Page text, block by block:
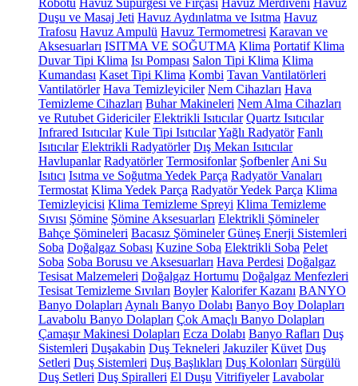
Robotu Havuz Süpürgesi ve Fırçası Havuz Merdiveni Havuz
Duşu ve Masaj Jeti Havuz Aydınlatma ve Isıtma Havuz
Trafosu Havuz Ampulü Havuz Termometresi Karavan ve
Aksesuarları ISITMA VE SOĞUTMA Klima Portatif Klima
Duvar Tipi Klima Isı Pompası Salon Tipi Klima Klima
Kumandası Kaset Tipi Klima Kombi Tavan Vantilatörleri
Vantilatörler Hava Temizleyiciler Nem Cihazları Hava
Temizleme Cihazları Buhar Makineleri Nem Alma Cihazları
ve Rutubet Gidericiler Elektrikli Isıtıcılar Quartz Isıtıcılar
Infrared Isıtıcılar Kule Tipi IsıtıcılarYağlı Radyatör Fanlı
Isıtıcılar Elektrikli Radyatörler Dış Mekan Isıtıcılar
Havlupanlar Radyatörler Termosifonlar Şofbenler Ani Su
Isıtıcı Isıtma ve Soğutma Yedek Parça Radyatör Vanaları
Termostat Klima Yedek Parça Radyatör Yedek Parça Klima
Temizleyicisi Klima Temizleme Spreyi Klima Temizleme
Sıvısı Şömine Şömine Aksesuarları Elektrikli Şömineler
Bahçe Şömineleri Bacasız Şömineler Güneş Enerji Sistemleri
Soba Doğalgaz Sobası Kuzine Soba Elektrikli Soba Pelet
Soba Soba Borusu ve Aksesuarları Hava Perdesi Doğalgaz
Tesisat Malzemeleri Doğalgaz Hortumu Doğalgaz Menfezleri
Tesisat Temizleme Sıvıları Boyler Kalorifer Kazanı BANYO
Banyo Dolapları Aynalı Banyo Dolabı Banyo Boy Dolapları
Lavabolu Banyo Dolapları Çok Amaçlı Banyo Dolapları
Çamaşır Makinesi Dolapları Ecza Dolabı Banyo Rafları Duş
Sistemleri Duşakabin Duş Tekneleri Jakuziler Küvet Duş
Setleri Duş Sistemleri Duş Başlıkları Duş Kolonları Sürgülü
Duş Setleri Duş Spiralleri El Duşu Vitrifiyeler Lavabolar